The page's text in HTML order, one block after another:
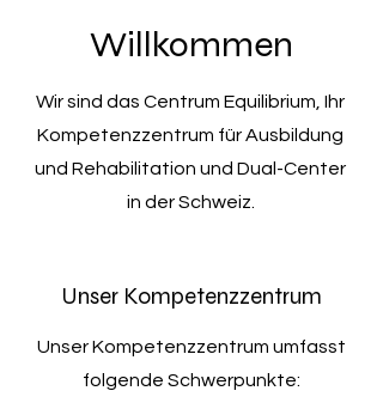
Willkommen
Wir sind das Centrum Equilibrium, Ihr
Kompetenzzentrum für Ausbildung
und Rehabilitation und Dual-Center
in der Schweiz.
Unser Kompetenzzentrum
Unser Kompetenzzentrum umfasst
folgende Schwerpunkte: